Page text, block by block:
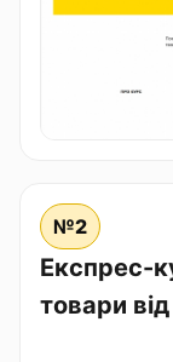
№2
Експрес-
товари